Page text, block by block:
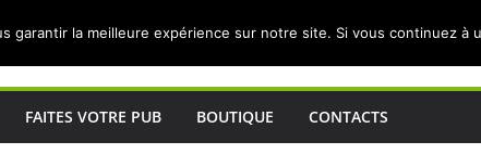
les Lorrains
FAITES VOTRE PUB BOUTIQUE CONTACTS
garantir la meilleure expérience sur notre site. Si vous continuez